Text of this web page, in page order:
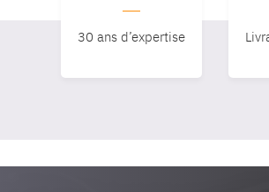
30 ans d’expertise